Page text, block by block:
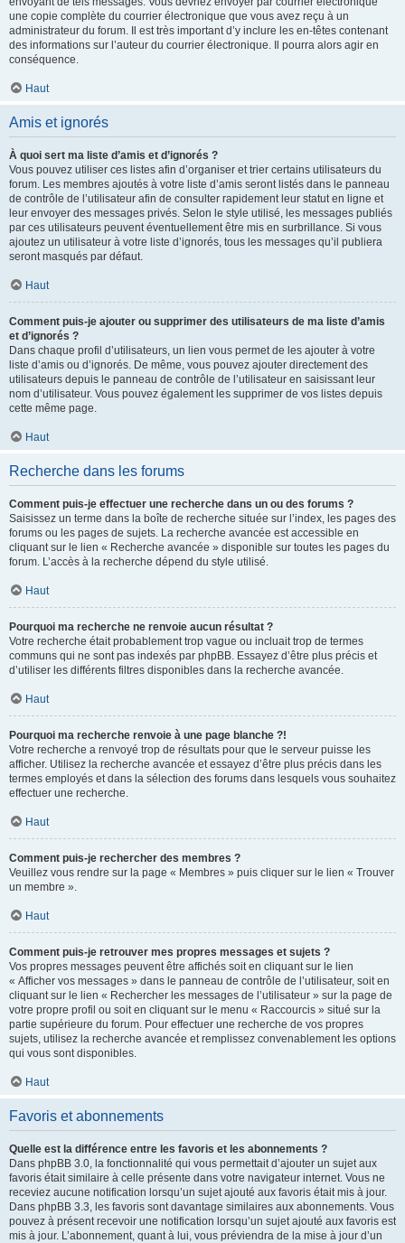
une copie complète du courrier électronique que vous avez reçu à un
administrateur du forum. Il est très important d’y inclure les en-têtes contenant
des informations sur l’auteur du courrier électronique. Il pourra alors agir en
conséquence.
Haut
Amis et ignorés
À quoi sert ma liste d’amis et d’ignorés ?
Vous pouvez utiliser ces listes afin d’organiser et trier certains utilisateurs du
forum. Les membres ajoutés à votre liste d’amis seront listés dans le panneau
de contrôle de l’utilisateur afin de consulter rapidement leur statut en ligne et
leur envoyer des messages privés. Selon le style utilisé, les messages publiés
par ces utilisateurs peuvent éventuellement être mis en surbrillance. Si vous
ajoutez un utilisateur à votre liste d’ignorés, tous les messages qu’il publiera
seront masqués par défaut.
Haut
Comment puis-je ajouter ou supprimer des utilisateurs de ma liste d’amis
et d’ignorés ?
Dans chaque profil d’utilisateurs, un lien vous permet de les ajouter à votre
liste d’amis ou d’ignorés. De même, vous pouvez ajouter directement des
utilisateurs depuis le panneau de contrôle de l’utilisateur en saisissant leur
nom d’utilisateur. Vous pouvez également les supprimer de vos listes depuis
cette même page.
Haut
Recherche dans les forums
Comment puis-je effectuer une recherche dans un ou des forums ?
Saisissez un terme dans la boîte de recherche située sur l’index, les pages des
forums ou les pages de sujets. La recherche avancée est accessible en
cliquant sur le lien « Recherche avancée » disponible sur toutes les pages du
forum. L’accès à la recherche dépend du style utilisé.
Haut
Pourquoi ma recherche ne renvoie aucun résultat ?
Votre recherche était probablement trop vague ou incluait trop de termes
communs qui ne sont pas indexés par phpBB. Essayez d’être plus précis et
d’utiliser les différents filtres disponibles dans la recherche avancée.
Haut
Pourquoi ma recherche renvoie à une page blanche ?!
Votre recherche a renvoyé trop de résultats pour que le serveur puisse les
afficher. Utilisez la recherche avancée et essayez d’être plus précis dans les
termes employés et dans la sélection des forums dans lesquels vous souhaitez
effectuer une recherche.
Haut
Comment puis-je rechercher des membres ?
Veuillez vous rendre sur la page « Membres » puis cliquer sur le lien « Trouver
un membre ».
Haut
Comment puis-je retrouver mes propres messages et sujets ?
Vos propres messages peuvent être affichés soit en cliquant sur le lien
« Afficher vos messages » dans le panneau de contrôle de l’utilisateur, soit en
cliquant sur le lien « Rechercher les messages de l’utilisateur » sur la page de
votre propre profil ou soit en cliquant sur le menu « Raccourcis » situé sur la
partie supérieure du forum. Pour effectuer une recherche de vos propres
sujets, utilisez la recherche avancée et remplissez convenablement les options
qui vous sont disponibles.
Haut
Favoris et abonnements
Quelle est la différence entre les favoris et les abonnements ?
Dans phpBB 3.0, la fonctionnalité qui vous permettait d’ajouter un sujet aux
favoris était similaire à celle présente dans votre navigateur internet. Vous ne
receviez aucune notification lorsqu’un sujet ajouté aux favoris était mis à jour.
Dans phpBB 3.3, les favoris sont davantage similaires aux abonnements. Vous
pouvez à présent recevoir une notification lorsqu’un sujet ajouté aux favoris est
mis à jour. L’abonnement, quant à lui, vous préviendra de la mise à jour d’un